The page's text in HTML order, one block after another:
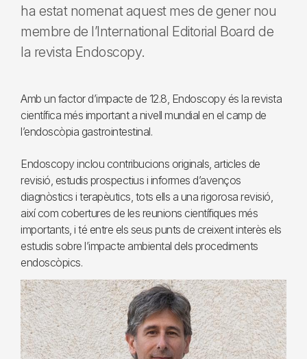
ha estat nomenat aquest mes de gener nou
membre de l’International Editorial Board de
la revista Endoscopy.
Amb un factor d’impacte de 12.8, Endoscopy és la revista
científica més important a nivell mundial en el camp de
l’endoscòpia gastrointestinal.
Endoscopy inclou contribucions originals, articles de
revisió, estudis prospectius i informes d’avenços
diagnòstics i terapèutics, tots ells a una rigorosa revisió,
així com cobertures de les reunions científiques més
importants, i té entre els seus punts de creixent interès els
estudis sobre l’impacte ambiental dels procediments
endoscòpics.